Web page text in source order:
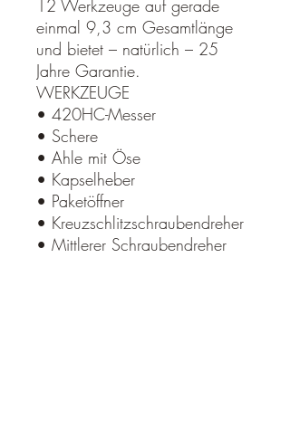
12 Werkzeuge auf gerade
einmal 9,3 cm Gesamtlänge
und bietet – natürlich – 25
Jahre Garantie.
WERKZEUGE
• 420HC-Messer
• Schere
• Ahle mit Öse
• Kapselheber
• Paketöffner
• Kreuzschlitzschraubendreher
• Mittlerer Schraubendreher